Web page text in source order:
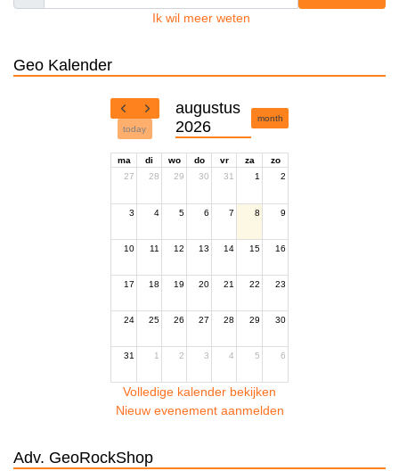
Ik wil meer weten
Geo Kalender
today
augustus
2026
month
ma di wo do vr za
zo
27
28 29 30 31 1 2
3 4 5 6 7 8 9
10 11 12 13 14 15 16
17 18 19 20 21 22 23
24 25 26 27 28 29 30
31 1 2 3 4 5 6
Volledige kalender bekijken
Nieuw evenement aanmelden
Adv. GeoRockShop